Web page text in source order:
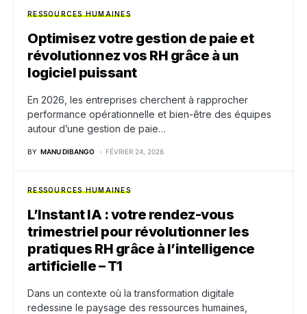
RESSOURCES HUMAINES
Optimisez votre gestion de paie et
révolutionnez vos RH grâce à un
logiciel puissant
En 2026, les entreprises cherchent à rapprocher
performance opérationnelle et bien-être des équipes
autour d’une gestion de paie…
BY MANU DIBANGO FÉVRIER 24, 2026
RESSOURCES HUMAINES
L’Instant IA : votre rendez-vous
trimestriel pour révolutionner les
pratiques RH grâce à l’intelligence
artificielle – T1
Dans un contexte où la transformation digitale
redessine le paysage des ressources humaines,